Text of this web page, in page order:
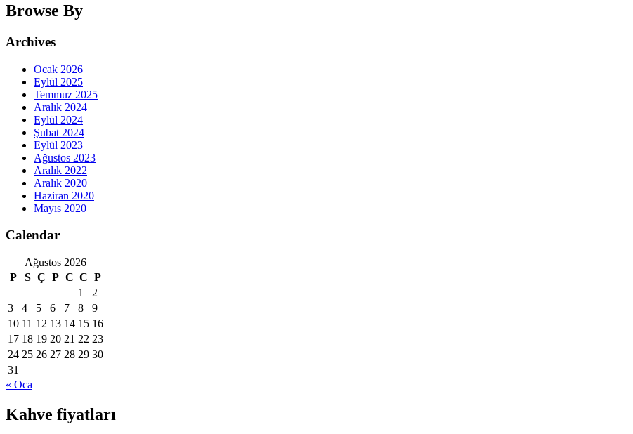
Browse By
Archives
Ocak 2026
Eylül 2025
Temmuz 2025
Aralık 2024
Eylül 2024
Şubat 2024
Eylül 2023
Ağustos 2023
Aralık 2022
Aralık 2020
Haziran 2020
Mayıs 2020
Calendar
Ağustos 2026
P
S Ç P C C P
1
2
3
4 5 6 7 8
9
10 11 12 13 14 15 16
17 18 19 20 21 22 23
24 25 26 27 28 29 30
31
« Oca
Kahve fiyatları